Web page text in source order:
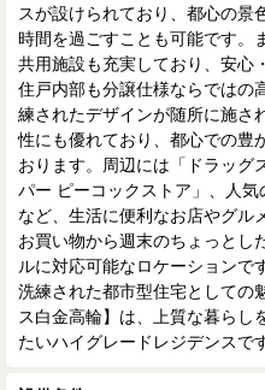
スが設けられており、都心の景
時間を過ごすことも可能です。
共用施設も充実しており、安心
住戸内部も分譲仕様ならではの
練されたデザインが随所に施さ
性にも優れており、都心での豊
おります。周辺には「ドラッグ
パー ピーコックストア」、人気
など、生活に便利なお店やグル
お買い物から週末のちょっとし
ルに対応可能なロケーションで
洗練された都市型住宅としての
ス白金高輪】は、上質な暮らし
たいハイグレードレジデンスで